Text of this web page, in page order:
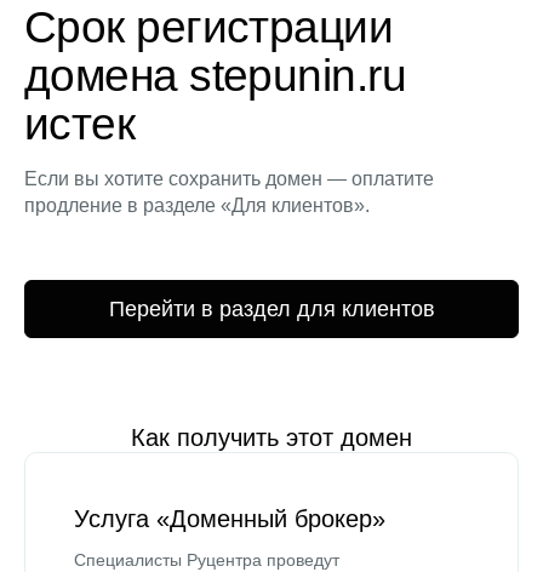
Срок регистрации
домена stepunin.ru
истек
Если вы хотите сохранить домен — оплатите
продление в разделе «Для клиентов».
Перейти в раздел для клиентов
Как получить этот домен
Услуга «Доменный брокер»
Специалисты Руцентра проведут